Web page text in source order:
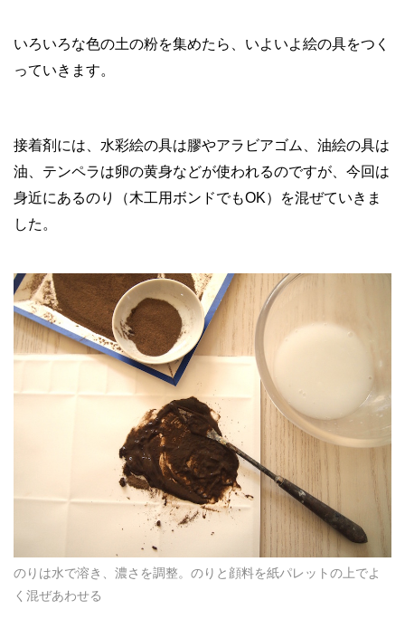
いろいろな色の土の粉を集めたら、いよいよ絵の具をつく
っていきます。
接着剤には、水彩絵の具は膠やアラビアゴム、油絵の具は
油、テンペラは卵の黄身などが使われるのですが、今回は
身近にあるのり（木工用ボンドでもOK）を混ぜていきま
した。
のりは水で溶き、濃さを調整。のりと顔料を紙パレットの上でよ
く混ぜあわせる